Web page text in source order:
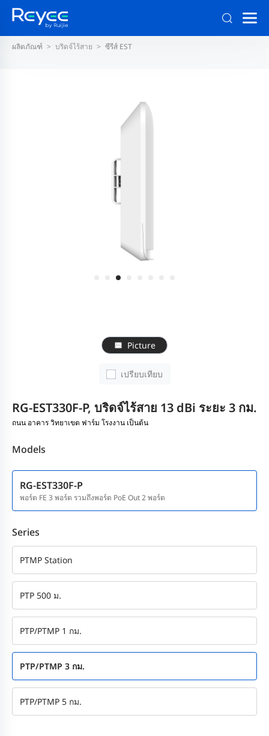
ผลิตภัณฑ์ บริดจ์ไร้สาย ซีรีส์ EST
Picture
เปรียบเทียบ
RG-EST330F-P, บริดจ์ไร้สาย 13 dBi ระยะ 3 กม.
ถนน อาคาร วิทยาเขต ฟาร์ม โรงงาน เป็นต้น
Models
RG-EST330F-P
พอร์ต FE 3 พอร์ต รวมถึงพอร์ต PoE Out 2 พอร์ต
Series
PTMP Station
PTP 500 ม.
PTP/PTMP 1 กม.
PTP/PTMP 3 กม.
PTP/PTMP 5 กม.